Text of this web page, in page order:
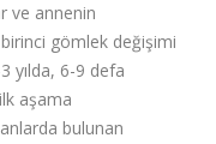
ve annenin
birinci gömlek değişimi
yılda, 6-9 defa
aşama
bulunan